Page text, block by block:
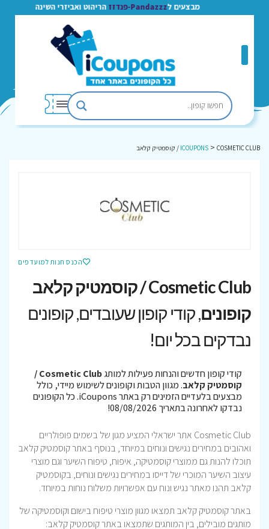
מבצעים לPandazzz-פנדזז הריהוט ואביזרי השינה
ICOUPONS > COSMETIC CLUB / קוסמטיק קלאב
הכנס חנות למועדפים
Cosmetic Club / קוסמטיק קלאב
קופונים, קודי קופון שעובדים, קופונים
נבדקים בכל יום!
קודי קופון חדשים והנחות פעילות למותג
Cosmetic Club /
קוסמטיק קלאב. מגוון הטבות וקופונים לשימוש מיידי, כולל
מבצעים בלעדיים הזמינים רק באתר iCoupons. כל הקופונים
נבדקו לאחרונה בתאריך 08/08/2026!
Cosmetic Club אתר ישראלי המציע מגון של בשמים פופולריים
ואהובים במחירים נגישים ונוחים במיוחד, בנוסף באתר קוסמטיק קלאב
תוכלו להנות גם ממוצרי קוסמטיקה, איפוח, טיפוח השיער וגם מוצרי
עיצוב השיער המוכרי של דייסו במחירים נגישים ונוחים, בקוסמטיק
קלאב תהנו מאתר נגיש ונוח עם אפשרויות משלוח נוחות במיוחד.
באתר קוסמטיק קלאב תמצאו מגוון מוצרי טיפוח בישום וקוסמטיקה של
מותגים מובילים, בין המותגים שתמצאו באתר קוסמטיק קלאב: